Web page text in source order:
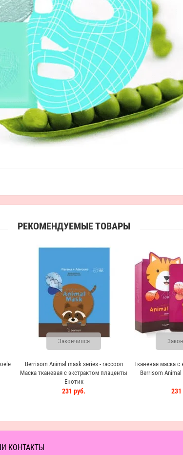
РЕКОМЕНДУЕМЫЕ ТОВАРЫ
Закончился
Berrisom Animal mask series - raccoon
Маска тканевая с экстрактом плаценты
Енотик
231 руб.
Тканевая маска
Berrisom
231
КОНТАКТЫ